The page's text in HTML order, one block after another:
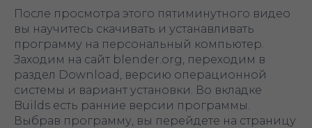
После просмотра этого пятиминутного видео
вы научитесь скачивать и устанавливать
программу на персональный компьютер.
Заходим на сайт blender.org, переходим в
раздел Download, версию операционной
системы и вариант установки. Во вкладке
Builds есть ранние версии программы.
Выбрав программу, вы перейдете на страницу